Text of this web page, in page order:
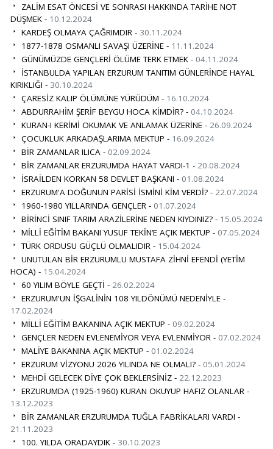
ZALİM ESAT ÖNCESİ VE SONRASI HAKKINDA TARİHE NOT
DÜŞMEK - 10.12.2024
KARDEŞ OLMAYA ÇAĞRIMDIR - 30.11.2024
1877-1878 OSMANLI SAVAŞI ÜZERİNE - 11.11.2024
GÜNÜMÜZDE GENÇLERİ ÖLÜME TERK ETMEK - 04.11.2024
İSTANBULDA YAPILAN ERZURUM TANITIM GÜNLERİNDE HAYAL
KIRIKLIĞI - 30.10.2024
ÇARESİZ KALIP ÖLÜMÜNE YÜRÜDÜM - 16.10.2024
ABDURRAHİM ŞERİF BEYGU HOCA KİMDİR? - 04.10.2024
KURAN-I KERİMİ OKUMAK VE ANLAMAK ÜZERİNE - 26.09.2024
ÇOCUKLUK ARKADAŞLARIMA MEKTUP - 16.09.2024
BİR ZAMANLAR ILICA - 02.09.2024
BİR ZAMANLAR ERZURUMDA HAYAT VARDI-1 - 20.08.2024
İSRAİLDEN KORKAN 58 DEVLET BAŞKANI - 01.08.2024
ERZURUM'A DOĞUNUN PARİSİ İSMİNİ KİM VERDİ? - 22.07.2024
1960-1980 YILLARINDA GENÇLER - 01.07.2024
BİRİNCİ SINIF TARIM ARAZİLERİNE NEDEN KIYDINIZ? - 15.05.2024
MİLLİ EĞİTİM BAKANI YUSUF TEKİN’E AÇIK MEKTUP - 07.05.2024
TÜRK ORDUSU GÜÇLÜ OLMALIDIR - 15.04.2024
UNUTULAN BİR ERZURUMLU MUSTAFA ZİHNİ EFENDİ (YETİM
HOCA) - 15.04.2024
60 YILIM BÖYLE GEÇTİ - 26.02.2024
ERZURUM'UN İŞGALİNİN 108 YILDÖNÜMÜ NEDENİYLE -
17.02.2024
MİLLİ EĞİTİM BAKANINA AÇIK MEKTUP - 09.02.2024
GENÇLER NEDEN EVLENEMİYOR VEYA EVLENMİYOR - 07.02.2024
MALİYE BAKANINA AÇIK MEKTUP - 01.02.2024
ERZURUM VİZYONU 2026 YILINDA NE OLMALI? - 05.01.2024
MEHDİ GELECEK DİYE ÇOK BEKLERSİNİZ - 22.12.2023
ERZURUMDA (1925-1960) KURAN OKUYUP HAFIZ OLANLAR -
13.12.2023
BİR ZAMANLAR ERZURUMDA TUĞLA FABRİKALARI VARDI -
21.11.2023
100. YILDA ORADAYDIK - 30.10.2023